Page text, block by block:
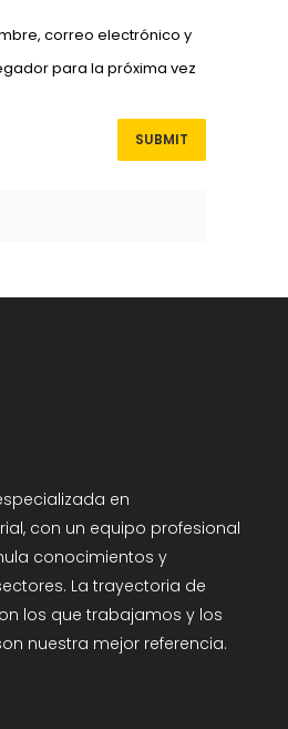
correo electrónico y
para la próxima vez
en
con un equipo profesional
conocimientos y
La trayectoria de
los que trabajamos y los
nuestra mejor referencia.